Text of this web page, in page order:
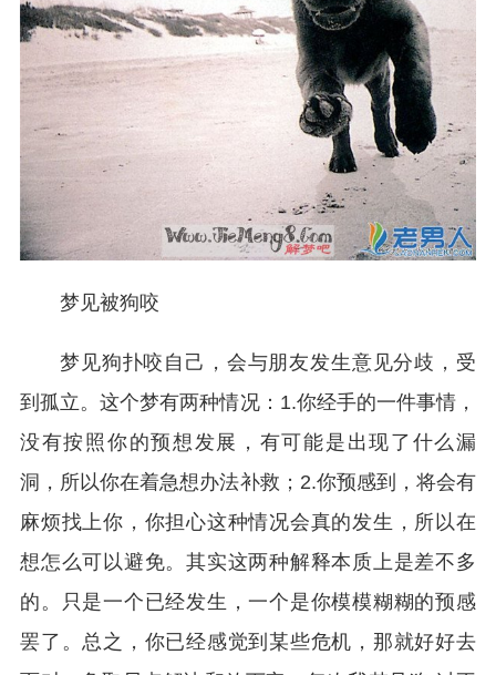
梦见被狗咬
梦见狗扑咬自己，会与朋友发生意见分歧，受
到孤立。这个梦有两种情况：1.你经手的一件事情，
没有按照你的预想发展，有可能是出现了什么漏
洞，所以你在着急想办法补救；2.你预感到，将会有
麻烦找上你，你担心这种情况会真的发生，所以在
想怎么可以避免。其实这两种解释本质上是差不多
的。只是一个已经发生，一个是你模模糊糊的预感
罢了。总之，你已经感觉到某些危机，那就好好去